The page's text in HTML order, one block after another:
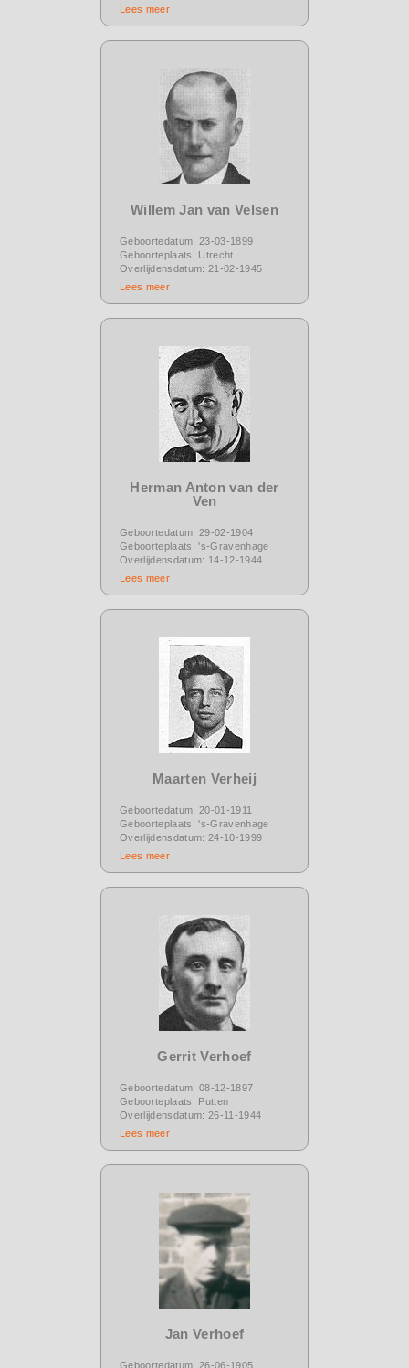
Lees meer
Willem Jan van Velsen
Geboortedatum: 23-03-1899
Geboorteplaats: Utrecht
Overlijdensdatum: 21-02-1945
Lees meer
Herman Anton van der
Ven
Geboortedatum: 29-02-1904
Geboorteplaats: 's-Gravenhage
Overlijdensdatum: 14-12-1944
Lees meer
Maarten Verheij
Geboortedatum: 20-01-1911
Geboorteplaats: 's-Gravenhage
Overlijdensdatum: 24-10-1999
Lees meer
Gerrit Verhoef
Geboortedatum: 08-12-1897
Geboorteplaats: Putten
Overlijdensdatum: 26-11-1944
Lees meer
Jan Verhoef
Geboortedatum: 26-06-1905